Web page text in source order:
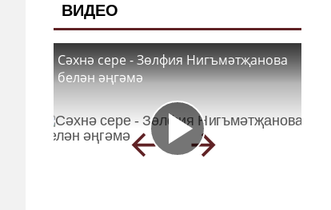
ВИДЕО
Сәхнә сере - Зөлфия Нигъмәтҗанова
белән әңгәмә